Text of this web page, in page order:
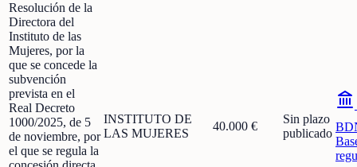
Resolución de la
Directora del
Instituto de las
Mujeres, por la
que se concede la
subvención
prevista en el
Real Decreto
1000/2025, de 5
de noviembre, por
el que se regula la
INSTITUTO DE
LAS MUJERES
40.000 €
Sin plazo
publicado